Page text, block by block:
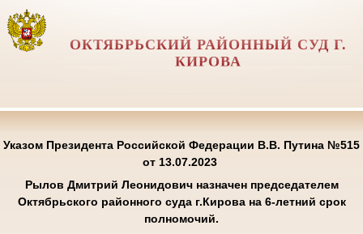
ОКТЯБРЬСКИЙ РАЙОННЫЙ СУД Г.
КИРОВА
Указом Президента Российской Федерации В.В. Путина №515
от 13.07.2023
Рылов Дмитрий Леонидович назначен председателем
Октябрьского районного суда г.Кирова на 6-летний срок
полномочий.